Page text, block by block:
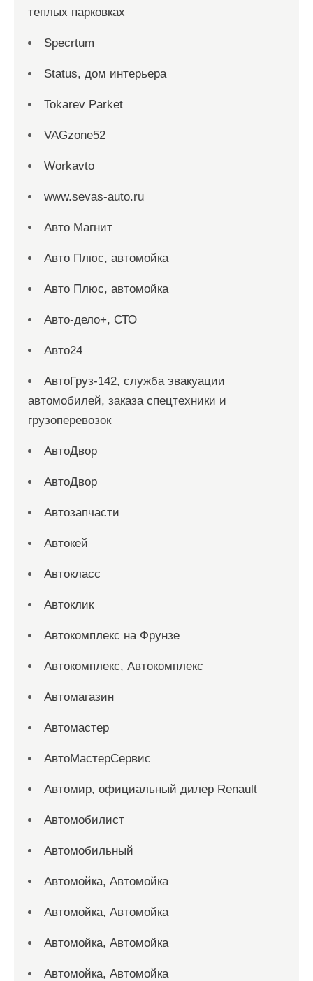
теплых парковках
Specrtum
Status, дом интерьера
Tokarev Parket
VAGzone52
Workavto
www.sevas-auto.ru
Авто Магнит
Авто Плюс, автомойка
Авто Плюс, автомойка
Авто-дело+, СТО
Авто24
АвтоГруз-142, служба эвакуации
автомобилей, заказа спецтехники и
грузоперевозок
АвтоДвор
АвтоДвор
Автозапчасти
Автокей
Автокласс
Автоклик
Автокомплекс на Фрунзе
Автокомплекс, Автокомплекс
Автомагазин
Автомастер
АвтоМастерСервис
Автомир, официальный дилер Renault
Автомобилист
Автомобильный
Автомойка, Автомойка
Автомойка, Автомойка
Автомойка, Автомойка
Автомойка, Автомойка